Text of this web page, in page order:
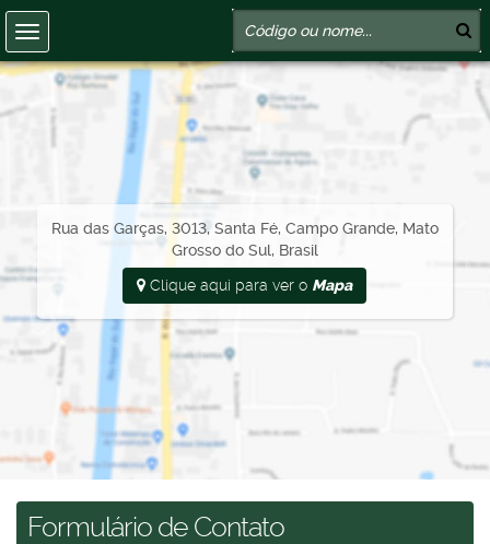
Rua das Garças, 3013, Santa Fé, Campo Grande, Mato
Grosso do Sul, Brasil
Clique aqui para ver o Mapa
Formulário de Contato